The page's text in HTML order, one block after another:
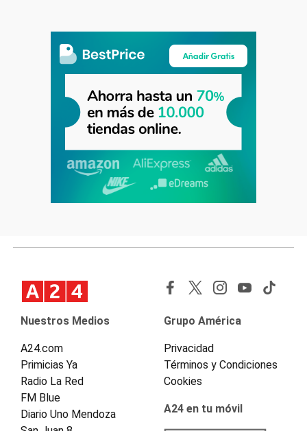
Nuestros Medios
A24.com
Primicias Ya
Radio La Red
FM Blue
Diario Uno Mendoza
Grupo América
Privacidad
Términos y Condiciones
Cookies
A24 en tu móvil